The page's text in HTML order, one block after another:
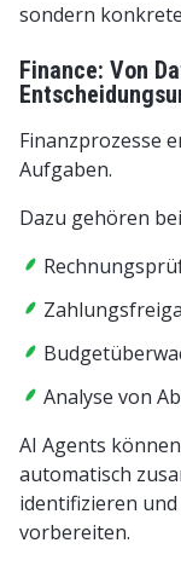
sondern
Finance: Von
Finanzprozesse
Aufgaben.
Dazu gehören
Analyse von
AI Agents
automatisch
identifizieren
vorbereiten.